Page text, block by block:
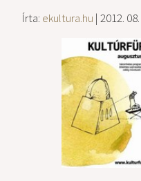
Írta: ekultura.hu | 2012.